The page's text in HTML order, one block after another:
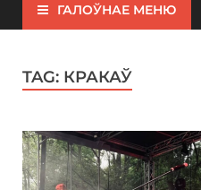
ГАЛОЎНАЕ МЕНЮ
TAG: КРАКАЎ